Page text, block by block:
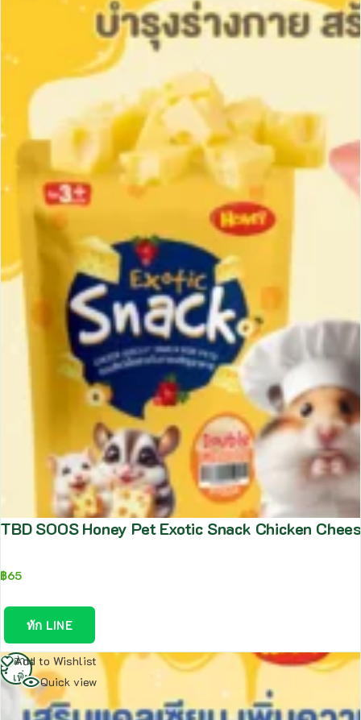
TBD SOOS Honey Pet Exotic Snack Chicken
฿65
ทัก LINE
Add to Wishlist
Quick view
อ่าน
เพิ่ม